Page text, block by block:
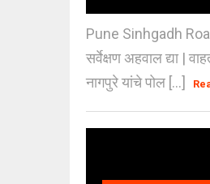
Pune Sinhgadh
सर्वेक्षण अहवाल द्या |
नागपुरे यांचे पोल [...]